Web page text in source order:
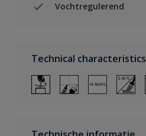
Vochtregulerend
Technical characteristics